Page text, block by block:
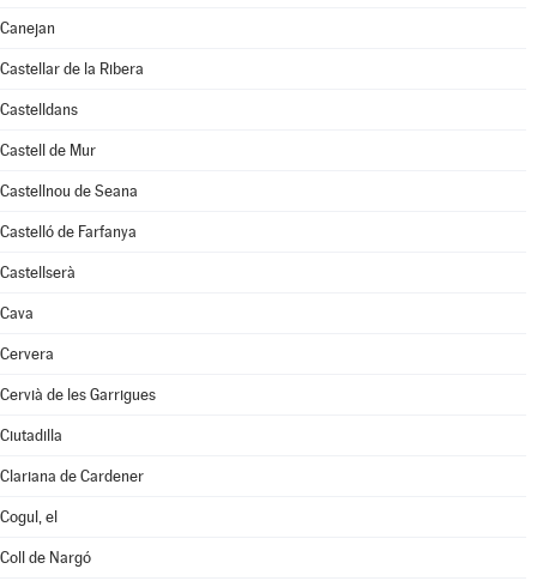
Canejan
Castellar de la Ribera
Castelldans
Castell de Mur
Castellnou de Seana
Castelló de Farfanya
Castellserà
Cava
Cervera
Cervià de les Garrigues
Ciutadilla
Clariana de Cardener
Cogul, el
Coll de Nargó